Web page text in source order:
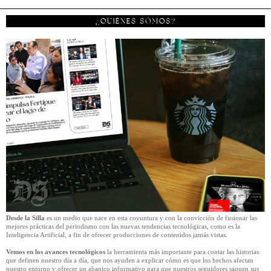
¿QUIÉNES SÓMOS?
Desde la Silla es un medio que nace en esta coyuntura y con la convicción de fusionar las
mejores prácticas del periodismo con las nuevas tendencias tecnológicas, como es la
Inteligencia Artificial, a fin de ofrecer producciones de contenidos jamás vistas.
Vemos en los avances tecnológicos la herramienta más importante para contar las historias
que definen nuestro día a día, que nos ayuden a explicar cómo es que los hechos afectan
nuestro entorno y ofrecer un abanico informativo para que nuestros seguidores saquen sus